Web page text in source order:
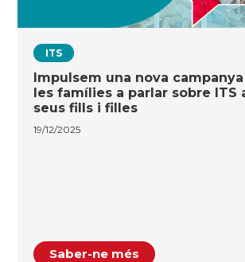
ITS
Impulsem una nova
les famílies a parlar sobre ITS
seus fills i filles
19/12/2025
Saber-ne més